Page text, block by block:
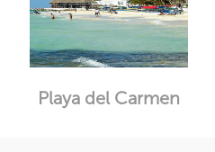
Playa del Carmen